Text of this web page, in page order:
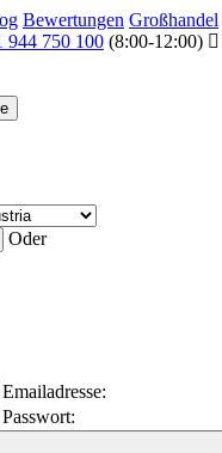
Bewertungen Großhandel
944 750 100 (8:00-12:00)
Oder
Emailadresse:
Passwort: